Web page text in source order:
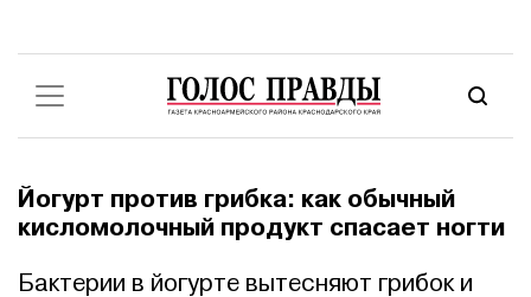
Йогурт против грибка: как обычный
кисломолочный продукт спасает ногти
Бактерии в йогурте вытесняют грибок и